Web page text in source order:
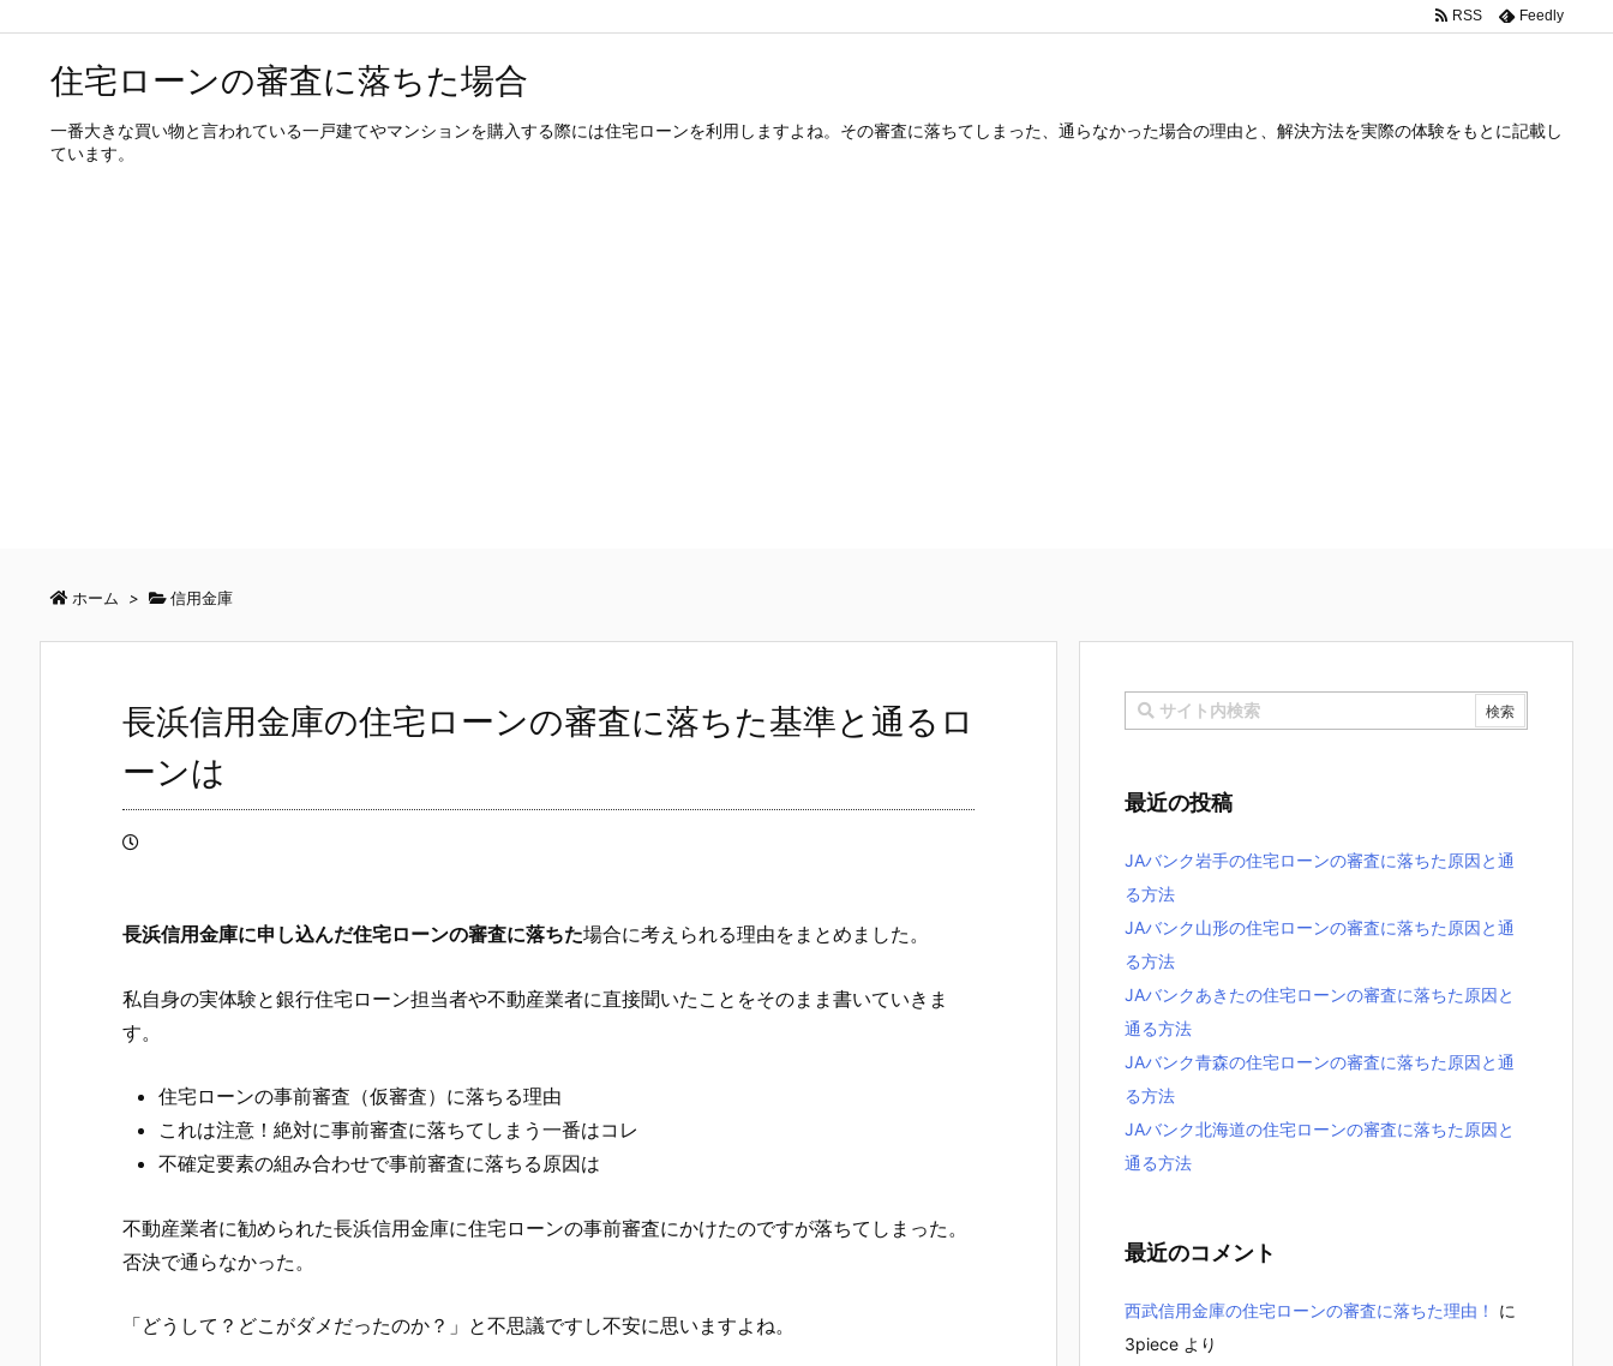
RSS Feedly
住宅ローンの審査に落ちた場合
一番大きな買い物と言われている一戸建てやマンションを購入する際には住宅ローンを利用しますよね。その審査に落ちてしまった、通らなかった場合の理由と、解決方法を実際の体験をもとに記載し
ています。
ホーム > 信用金庫
長浜信用金庫の住宅ローンの審査に落ちた基準と通るロ
ーンは
長浜信用金庫に申し込んだ住宅ローンの審査に落ちた場合に考えられる理由をまとめました。
私自身の実体験と銀行住宅ローン担当者や不動産業者に直接聞いたことをそのまま書いていきま
す。
住宅ローンの事前審査（仮審査）に落ちる理由
これは注意！絶対に事前審査に落ちてしまう一番はコレ
不確定要素の組み合わせで事前審査に落ちる原因は
不動産業者に勧められた長浜信用金庫に住宅ローンの事前審査にかけたのですが落ちてしまった。
否決で通らなかった。
「どうして？どこがダメだったのか？」と不思議ですし不安に思いますよね。
最近の投稿
JAバンク岩手の住宅ローンの審査に落ちた原因と通
る方法
JAバンク山形の住宅ローンの審査に落ちた原因と通
る方法
JAバンクあきたの住宅ローンの審査に落ちた原因と
通る方法
JAバンク青森の住宅ローンの審査に落ちた原因と通
る方法
JAバンク北海道の住宅ローンの審査に落ちた原因と
通る方法
最近のコメント
西武信用金庫の住宅ローンの審査に落ちた理由！
に
3piece より